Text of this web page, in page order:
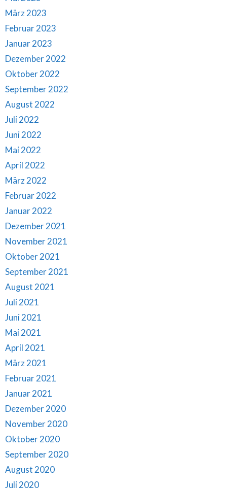
März 2023
Februar 2023
Januar 2023
Dezember 2022
Oktober 2022
September 2022
August 2022
Juli 2022
Juni 2022
Mai 2022
April 2022
März 2022
Februar 2022
Januar 2022
Dezember 2021
November 2021
Oktober 2021
September 2021
August 2021
Juli 2021
Juni 2021
Mai 2021
April 2021
März 2021
Februar 2021
Januar 2021
Dezember 2020
November 2020
Oktober 2020
September 2020
August 2020
Juli 2020